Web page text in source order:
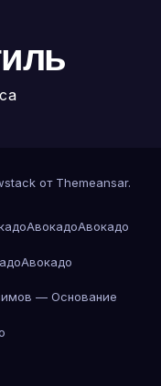
от Themeansar.
АвокадоАвокадо
Авокадо
— Основание